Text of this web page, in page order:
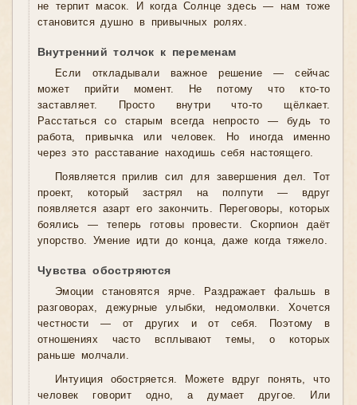
не терпит масок. И когда Солнце здесь — нам тоже
становится душно в привычных ролях.
Внутренний толчок к переменам
Если откладывали важное решение — сейчас
может прийти момент. Не потому что кто-то
заставляет. Просто внутри что-то щёлкает.
Расстаться со старым всегда непросто — будь то
работа, привычка или человек. Но иногда именно
через это расставание находишь себя настоящего.
Появляется прилив сил для завершения дел. Тот
проект, который застрял на полпути — вдруг
появляется азарт его закончить. Переговоры, которых
боялись — теперь готовы провести. Скорпион даёт
упорство. Умение идти до конца, даже когда тяжело.
Чувства обостряются
Эмоции становятся ярче. Раздражает фальшь в
разговорах, дежурные улыбки, недомолвки. Хочется
честности — от других и от себя. Поэтому в
отношениях часто всплывают темы, о которых
раньше молчали.
Интуиция обостряется. Можете вдруг понять, что
человек говорит одно, а думает другое. Или